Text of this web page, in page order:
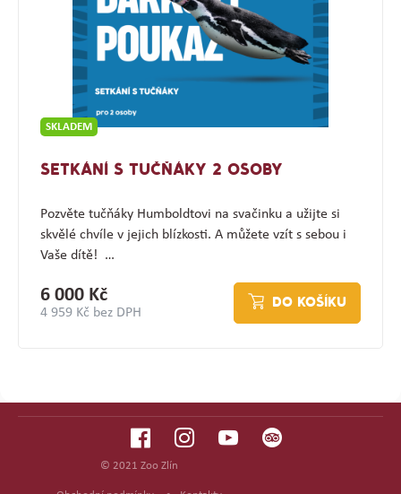
SKLADEM
SETKÁNÍ S TUČŇÁKY 2 OSOBY
Pozvěte tučňáky Humboldtovi na svačinku a užijte si
skvělé chvíle v jejich blízkosti. A můžete vzít s sebou i
Vaše dítě! …
6 000 Kč
4 959 Kč bez DPH
DO KOŠÍKU
© 2021 Zoo Zlín